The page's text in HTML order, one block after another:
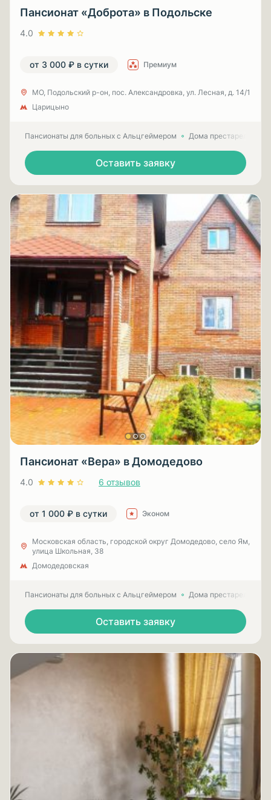
Пансионат «Доброта» в Подольске
4.0
от 3 000 ₽ в сутки Премиум
МО, Подольский р-он, пос. Александровка, ул. Лесная, д. 14/1
Царицыно
Пансионаты для больных с Альцгеймером Дома престарелых
Оставить заявку
Пансионат «Вера» в Домодедово
4.0 6 отзывов
от 1 000 ₽ в сутки Эконом
Московская область, городской округ Домодедово, село Ям,
улица Школьная, 38
Домодедовская
Пансионаты для больных с Альцгеймером Дома престарелых
Оставить заявку